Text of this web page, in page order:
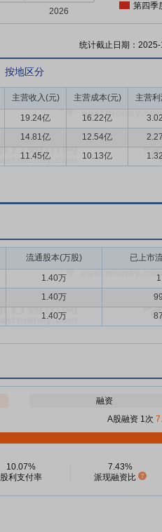
第四季
统计截止日期：
按地区分
主营收入(元) 主营成本(元) 主营
19.24亿 16.22亿
14.81亿 12.54亿
11.45亿 10.13亿
流通股本(万股) 已上市
1.40万
1.40万
1.40万
融资
A股融资 1次
10.07%
股利支付率
7.43%
派现融资比